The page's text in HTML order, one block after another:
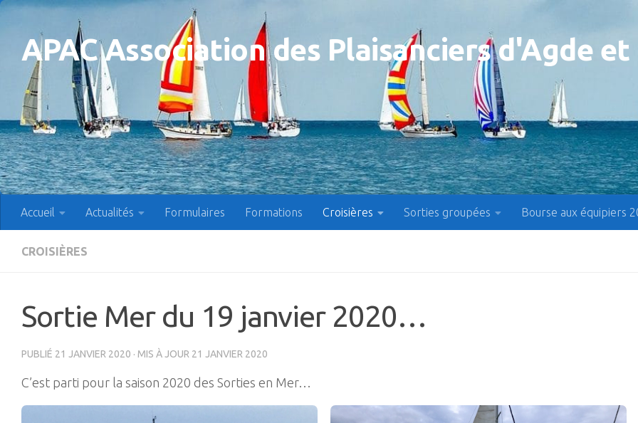
Skip to content
APAC Association des Plaisanciers d'Agde et
Accueil Actualités Formulaires Formations Croisières Sorties groupées Bourse aux équipiers
CROISIÈRES
Sortie Mer du 19 janvier 2020…
PUBLIÉ 21 JANVIER 2020 · MIS À JOUR 21 JANVIER 2020
C’est parti pour la saison 2020 des Sorties en Mer…